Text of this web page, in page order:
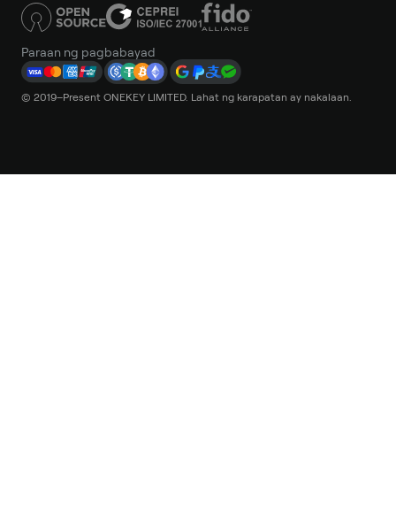
Paraan ng pagbabayad
© 2019–Present ONEKEY LIMITED. Lahat ng karapatan ay nakalaan.